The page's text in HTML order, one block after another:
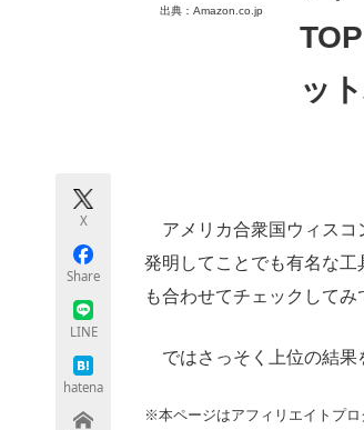
出典：Amazon.co.jp
ッ
X
Share
LINE
hatena
アメリカ合衆国ウィスコ
発明してことでも有名な工
も合わせてチェックしてみ
ではさっそく上位の結果
※本ページはアフィリエイトプ